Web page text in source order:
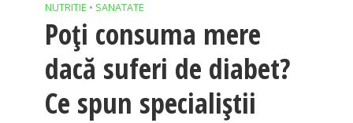
NUTRITIE • SANATATE
Poți consuma mere
dacă suferi de diabet?
Ce spun specialiștii